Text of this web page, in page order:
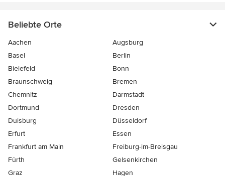
Beliebte Orte
Aachen
Augsburg
Basel
Berlin
Bielefeld
Bonn
Braunschweig
Bremen
Chemnitz
Darmstadt
Dortmund
Dresden
Duisburg
Düsseldorf
Erfurt
Essen
Frankfurt am Main
Freiburg-im-Breisgau
Fürth
Gelsenkirchen
Graz
Hagen